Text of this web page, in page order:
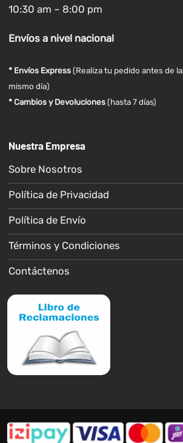
10:30 am – 8:00 pm
Envíosa nivel nacional
* Envíos Express(Realiza tu pedido antes de
mismo día)
* Cambios y Devoluciones (hasta 7 días)
Nuestra Empresa
Sobre Nosotros
Política de Privacidad
Política de Envío
Términos y Condiciones
Contáctenos